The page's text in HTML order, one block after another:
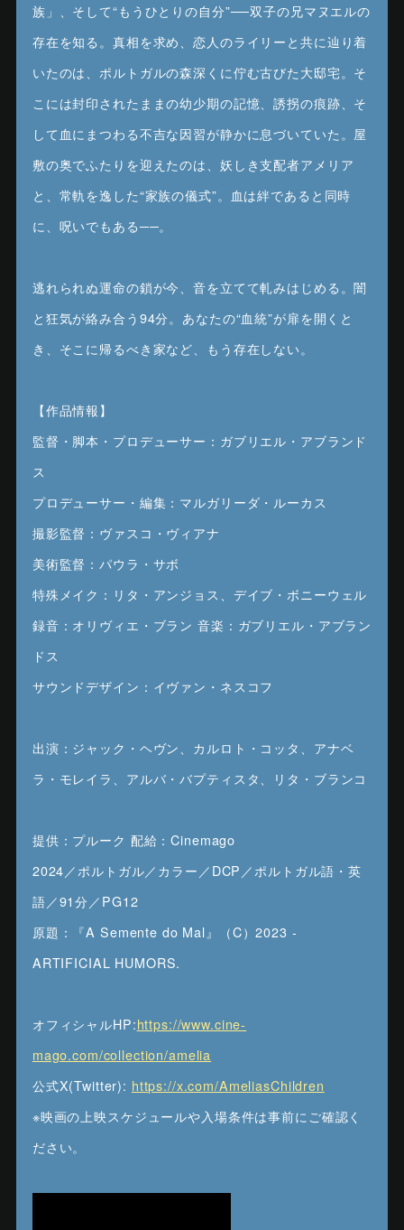
族」、そして“もうひとりの自分”──双子の兄マヌエルの
存在を知る。真相を求め、恋人のライリーと共に辿り着
いたのは、ポルトガルの森深くに佇む古びた大邸宅。そ
こには封印されたままの幼少期の記憶、誘拐の痕跡、そ
して血にまつわる不吉な因習が静かに息づいていた。屋
敷の奥でふたりを迎えたのは、妖しき支配者アメリア
と、常軌を逸した“家族の儀式”。血は絆であると同時
に、呪いでもある──。
逃れられぬ運命の鎖が今、音を立てて軋みはじめる。闇
と狂気が絡み合う94分。あなたの“血統”が扉を開くと
き、そこに帰るべき家など、もう存在しない。
【作品情報】
監督・脚本・プロデューサー：ガブリエル・アブランド
ス
プロデューサー・編集：マルガリーダ・ルーカス
撮影監督：ヴァスコ・ヴィアナ
美術監督：パウラ・サボ
特殊メイク：リタ・アンジョス、デイブ・ボニーウェル
録音：オリヴィエ・ブラン 音楽：ガブリエル・アブラン
ドス
サウンドデザイン：イヴァン・ネスコフ
出演：ジャック・ヘヴン、カルロト・コッタ、アナベ
ラ・モレイラ、アルバ・バプティスタ、リタ・ブランコ
提供：プルーク 配給：Cinemago
2024／ポルトガル／カラー／DCP／ポルトガル語・英
語／91分／PG12
原題：『A Semente do Mal』（C）2023 -
ARTIFICIAL HUMORS.
オフィシャルHP:https://www.cine-
mago.com/collection/amelia
公式X(Twitter): https://x.com/AmeliasChildren
※映画の上映スケジュールや入場条件は事前にご確認く
ださい。